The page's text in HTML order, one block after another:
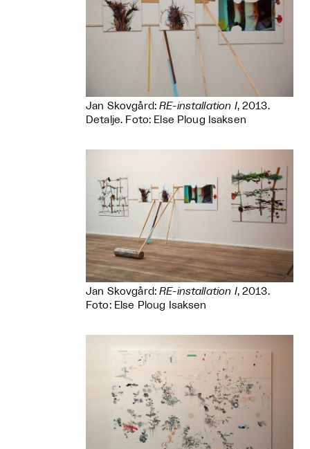
Jan Skovgård:RE-installation I, 2013.
Detalje. Foto: Else Ploug Isaksen
Jan Skovgård:RE-installation I, 2013.
Foto: Else Ploug Isaksen